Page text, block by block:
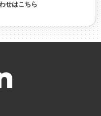
#新卒採用
#歓迎会
せはこちら